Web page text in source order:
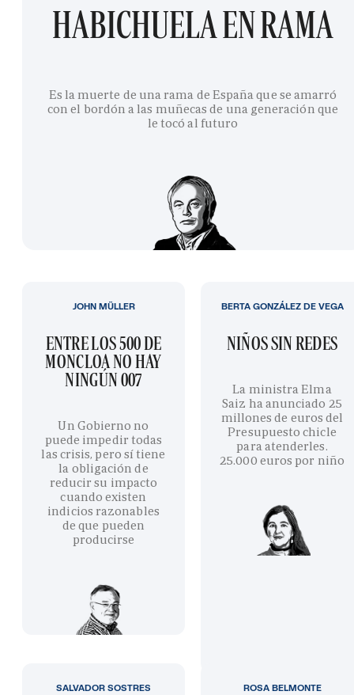
HABICHUELA EN RAMA
Es la muerte de una rama de España que se amarró
con el bordón a las muñecas de una generación que
le tocó al futuro
ENTRE LOS 500 DE
MONCLOA NO HAY
NINGÚN 007
Un Gobierno no
puede impedir todas
las crisis, pero sí tiene
la obligación de
reducir su impacto
cuando existen
indicios razonables
de que pueden
producirse
JOHN MÜLLER
NIÑOS SIN REDES
La ministra Elma
Saiz ha anunciado 25
millones de euros del
Presupuesto chicle
para atenderles.
25.000 euros por niño
BERTA GONZÁLEZ DE VEGA
SALVADOR SOSTRES ROSA BELMONTE